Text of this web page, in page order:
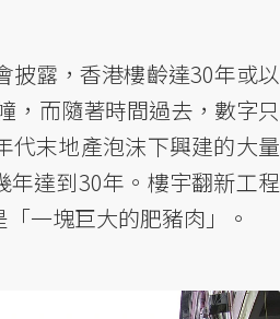
披露，香港樓齡達30年或以
，而隨著時間過去，數字只
代末地產泡沫下興建的大量
年達到30年。樓宇翻新工程
一塊巨大的肥豬肉」。